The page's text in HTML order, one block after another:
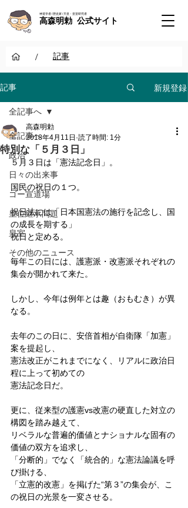
神道学者 / 歴史家 / 天皇・皇室研究者
高森明勅 公式サイト
/ 記事
記事 新規登録
全記事へ
政治
日々の出来事
ゴー宣道場
皇位継承問題
皇室
その他のニュース
全記事へ
特別な「５月３日」
高森明勅
2018年4月11日 読了時間: 1分
５月３日は「憲法記念日」。
国民の祝日の１つ。
祝日法には「日本国憲法の施行を記念し、国
の成長を期する」
祝日と定める。
毎年この日には、護憲派・改憲派それぞれの
集会が開かれて来た。
しかし、今年は例年とは趣（おもむき）が異
なる。
去年のこの日に、安倍首相が自衛隊「加憲」
案を提起し、
憲法改正がこれまでになく、リアルに政治日
程に上って初めての
憲法記念日だ。
更に、従来型の護憲vs改憲の硬直した対立の
構図を踏み越えて、
リベラルな普遍的価値とナショナルな固有の
価値の双方を追求し、
「分断的」でなく「統合的」な憲法論議を呼
び掛ける、
「立憲的改憲」を掲げた“第３”の集会が、こ
の祝日の光景を一変させる。